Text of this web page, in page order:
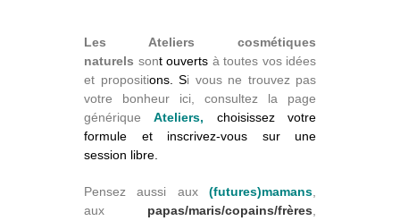
Les Ateliers cosmétiques
naturels sont ouverts à toutes vos idées
et propositions. Si vous ne trouvez pas
votre bonheur ici, consultez la page
génériqueAteliers, choisissez votre
formule et inscrivez-vous sur une
session libre.
Pensez aussi aux (futures)mamans,
aux papas/maris/copains/frères,